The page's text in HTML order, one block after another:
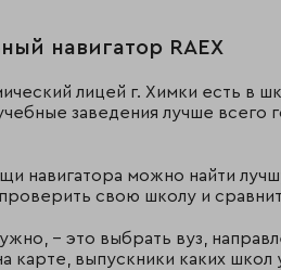
навигатор RAEX
лицей г. Химки есть в
заведения лучше всего
навигатора можно найти
свою школу и
– это выбрать вуз,
карте, выпускники каких школ